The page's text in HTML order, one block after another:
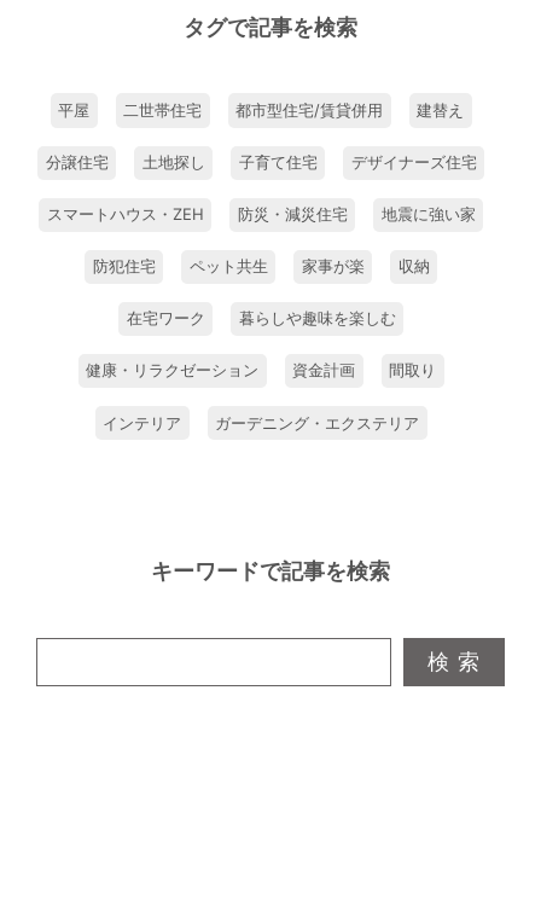
タグで記事を検索
平屋 二世帯住宅 都市型住宅/賃貸併用 建替え
分譲住宅 土地探し 子育て住宅 デザイナーズ住宅
スマートハウス・ZEH 防災・減災住宅 地震に強い家
防犯住宅 ペット共生 家事が楽 収納
在宅ワーク 暮らしや趣味を楽しむ
健康・リラクゼーション 資金計画 間取り
インテリア ガーデニング・エクステリア
キーワードで記事を検索
検 索